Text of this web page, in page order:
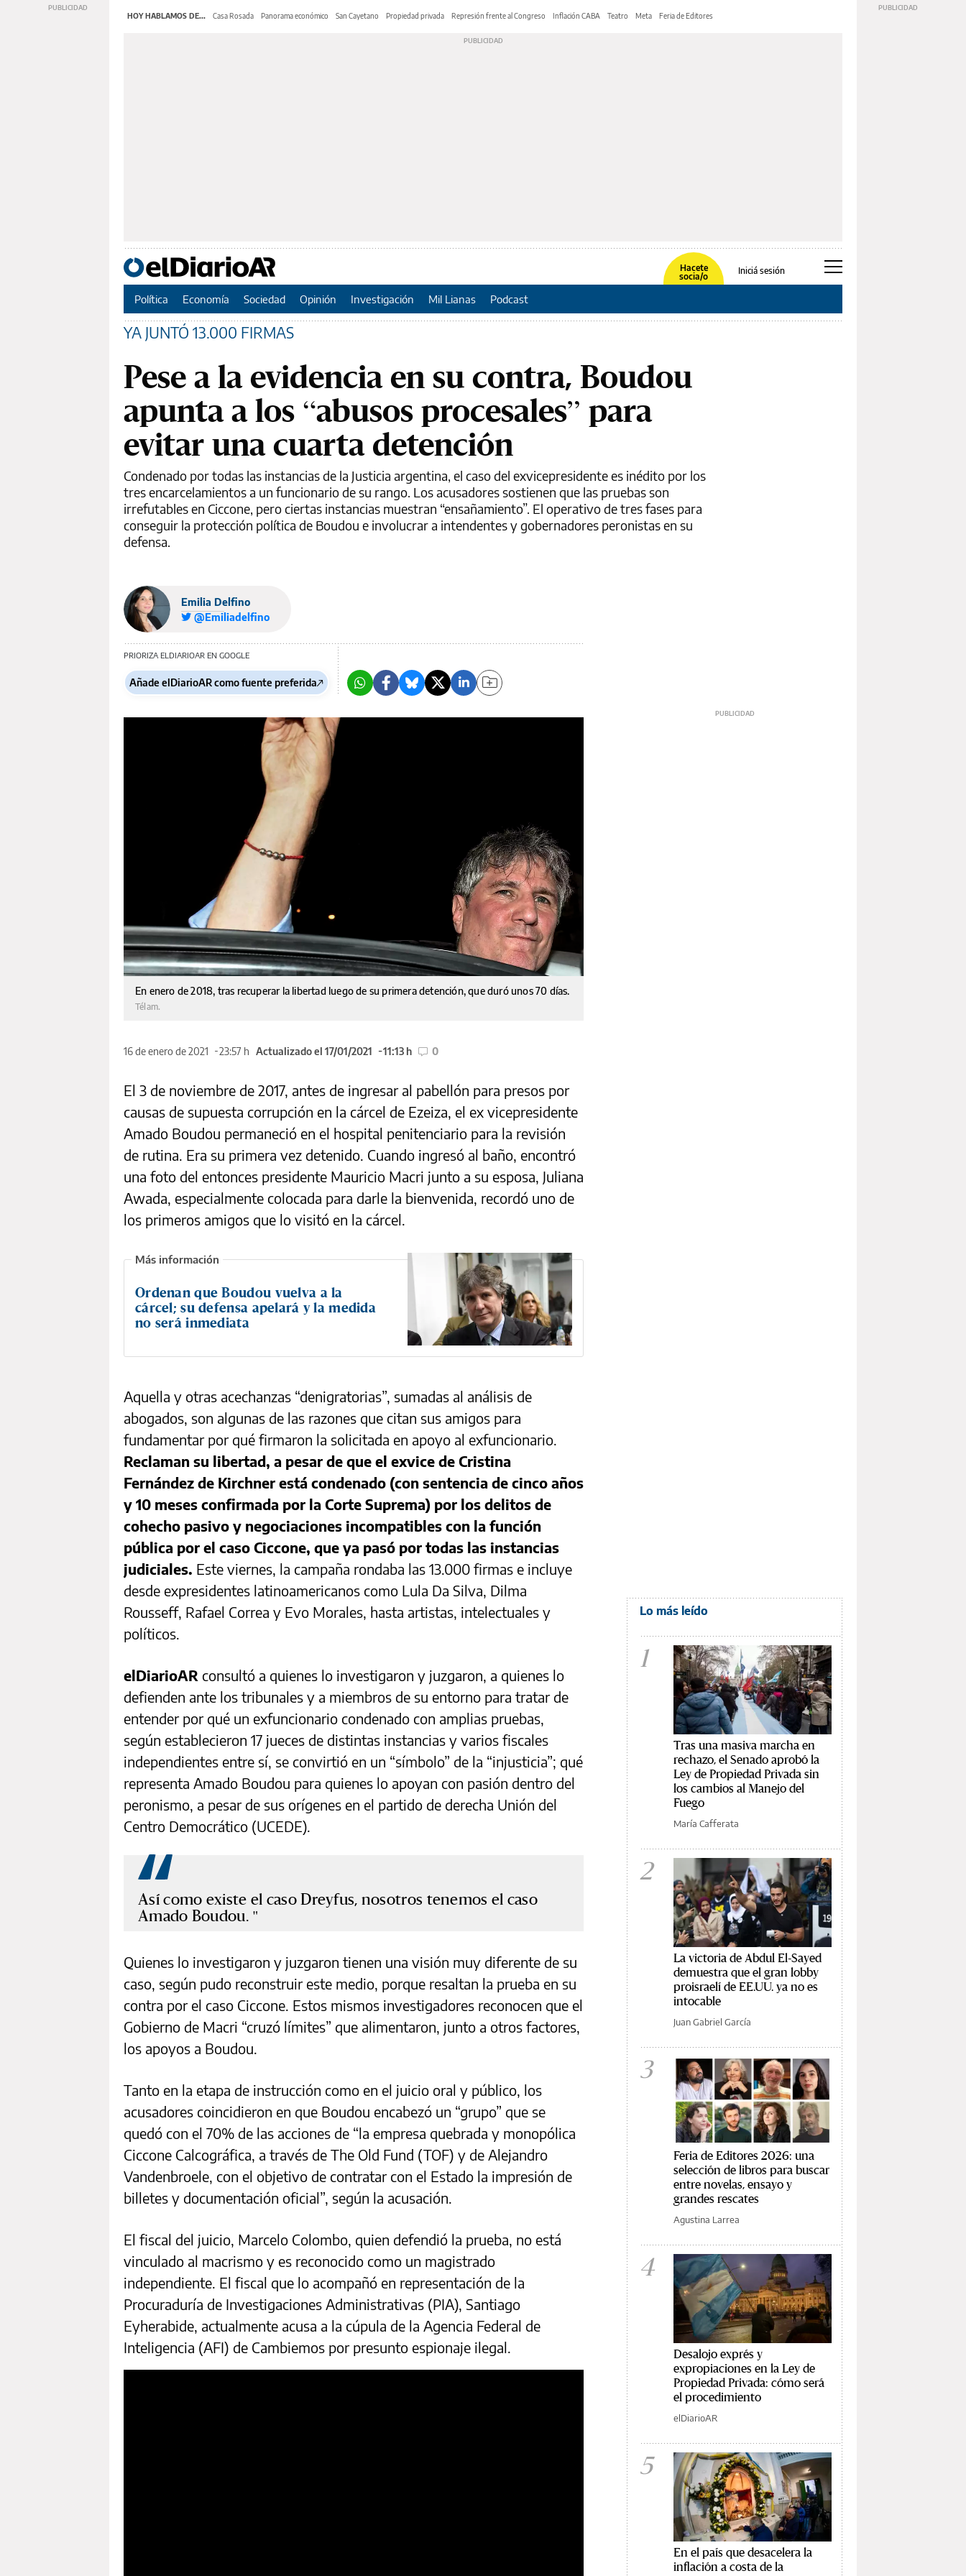
HOY HABLAMOS DE... Casa Rosada Panorama económico San Cayetano Propiedad privada Represión frente al Congreso Inflación CABA Teatro Meta Feria de Editores
Hacete
socia/o
Iniciá sesión
Política Economía Sociedad Opinión Investigación Mil Lianas Podcast
YA JUNTÓ 13.000 FIRMAS
Pese a la evidencia en su contra, Boudou
apunta a los “abusos procesales” para
evitar una cuarta detención
Condenado por todas las instancias de la Justicia argentina, el caso del exvicepresidente es inédito por los
tres encarcelamientos a un funcionario de su rango. Los acusadores sostienen que las pruebas son
irrefutables en Ciccone, pero ciertas instancias muestran “ensañamiento”. El operativo de tres fases para
conseguir la protección política de Boudou e involucrar a intendentes y gobernadores peronistas en su
defensa.
Emilia Delfino
@Emiliadelfino
PRIORIZA ELDIARIOAR EN GOOGLE
Añade elDiarioAR como fuente preferida
En enero de 2018, tras recuperar la libertad luego de su primera detención, que duró unos 70 días.
Télam.
16 de enero de 2021 23:57 h Actualizado el 17/01/2021 11:13 h 0
El 3 de noviembre de 2017, antes de ingresar al pabellón para presos por
causas de supuesta corrupción en la cárcel de Ezeiza, el ex vicepresidente
Amado Boudou permaneció en el hospital penitenciario para la revisión
de rutina. Era su primera vez detenido. Cuando ingresó al baño, encontró
una foto del entonces presidente Mauricio Macri junto a su esposa, Juliana
Awada, especialmente colocada para darle la bienvenida, recordó uno de
los primeros amigos que lo visitó en la cárcel.
Ordenan que Boudou vuelva a la
cárcel; su defensa apelará y la medida
no será inmediata
Aquella y otras acechanzas “denigratorias”, sumadas al análisis de
abogados, son algunas de las razones que citan sus amigos para
fundamentar por qué firmaron la solicitada en apoyo al exfuncionario.
Reclaman su libertad, a pesar de que el exvice de Cristina
Fernández de Kirchner está condenado (con sentencia de cinco años
y 10 meses confirmada por la Corte Suprema) por los delitos de
cohecho pasivo y negociaciones incompatibles con la función
pública por el caso Ciccone, que ya pasó por todas las instancias
judiciales. Este viernes, la campaña rondaba las 13.000 firmas e incluye
desde expresidentes latinoamericanos como Lula Da Silva, Dilma
Rousseff, Rafael Correa y Evo Morales, hasta artistas, intelectuales y
políticos.
elDiarioAR consultó a quienes lo investigaron y juzgaron, a quienes lo
defienden ante los tribunales y a miembros de su entorno para tratar de
entender por qué un exfuncionario condenado con amplias pruebas,
según establecieron 17 jueces de distintas instancias y varios fiscales
independientes entre sí, se convirtió en un “símbolo” de la “injusticia”; qué
representa Amado Boudou para quienes lo apoyan con pasión dentro del
peronismo, a pesar de sus orígenes en el partido de derecha Unión del
Centro Democrático (UCEDE).
Así como existe el caso Dreyfus, nosotros tenemos el caso
Amado Boudou.
Quienes lo investigaron y juzgaron tienen una visión muy diferente de su
caso, según pudo reconstruir este medio, porque resaltan la prueba en su
contra por el caso Ciccone. Estos mismos investigadores reconocen que el
Gobierno de Macri “cruzó límites” que alimentaron, junto a otros factores,
los apoyos a Boudou.
Tanto en la etapa de instrucción como en el juicio oral y público, los
acusadores coincidieron en que Boudou encabezó un “grupo” que se
quedó con el 70% de las acciones de “la empresa quebrada y monopólica
Ciccone Calcográfica, a través de The Old Fund (TOF) y de Alejandro
Vandenbroele, con el objetivo de contratar con el Estado la impresión de
billetes y documentación oficial”, según la acusación.
El fiscal del juicio, Marcelo Colombo, quien defendió la prueba, no está
vinculado al macrismo y es reconocido como un magistrado
independiente. El fiscal que lo acompañó en representación de la
Procuraduría de Investigaciones Administrativas (PIA), Santiago
Eyherabide, actualmente acusa a la cúpula de la Agencia Federal de
Inteligencia (AFI) de Cambiemos por presunto espionaje ilegal.
Lo más leído
1
Tras una masiva marcha en
rechazo, el Senado aprobó la
Ley de Propiedad Privada sin
los cambios al Manejo del
Fuego
María Cafferata
2
La victoria de Abdul El-Sayed
demuestra que el gran lobby
proisraelí de EE.UU. ya no es
intocable
Juan Gabriel García
3
Feria de Editores 2026: una
selección de libros para buscar
entre novelas, ensayo y
grandes rescates
Agustina Larrea
4
Desalojo exprés y
expropiaciones en la Ley de
Propiedad Privada: cómo será
el procedimiento
elDiarioAR
5
En el país que desacelera la
inflación a costa de la